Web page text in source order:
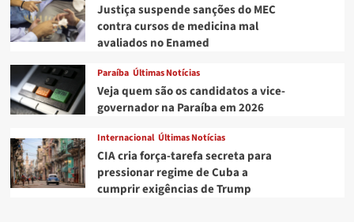
Justiça suspende sanções do MEC
contra cursos de medicina mal
avaliados no Enamed
Paraíba Últimas Notícias
Veja quem são os candidatos a vice-
governador na Paraíba em 2026
Internacional Últimas Notícias
CIA cria força-tarefa secreta para
pressionar regime de Cuba a
cumprir exigências de Trump